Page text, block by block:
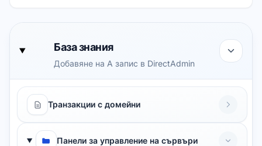
База знания
Добавяне на A запис в DirectAdmin
Транзакции с домейни
Панели за управление на сървъри